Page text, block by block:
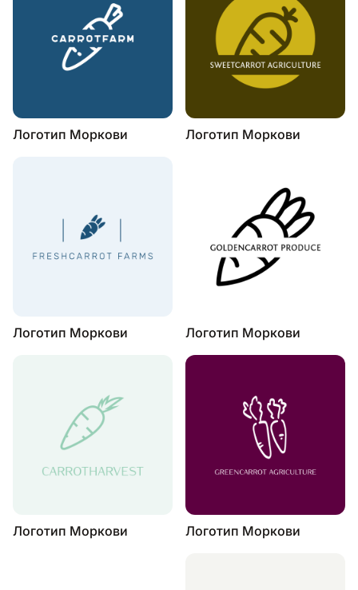
Логотип Моркови Логотип Моркови
Логотип Моркови Логотип Моркови
Логотип Моркови Логотип Моркови